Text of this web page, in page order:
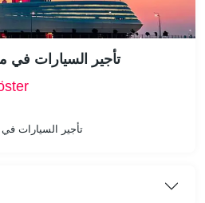
تأجير السيارات في
تأجير السيارات